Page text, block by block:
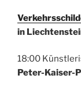
in
18:00
Peter-Kaiser-